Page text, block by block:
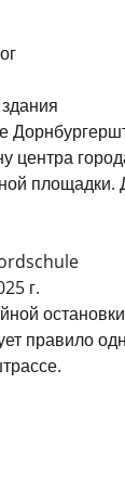
г.
правило